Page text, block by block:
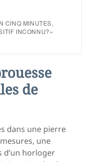
CINQ MINUTES,
INCONNU?»
de
dans une pierre
une
d’un horloger